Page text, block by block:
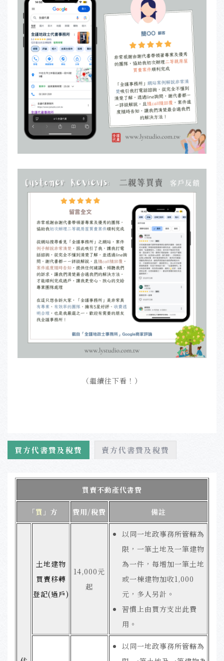
（繼續往下看！）
買方代書費及稅費 賣方代書費及稅費
買賣不動產代書費
「買 」方 費用/稅費 備註
土地建物
買賣移轉
登記(過戶)
14,000元
起
以同一地政事務所管轄為
限，一筆土地及一筆建物
為一件，每增加一筆土地
或一棟建物加收1,000
元，多人另計。
習慣上由買方支出此費
用。
以同一地政事務所管轄為